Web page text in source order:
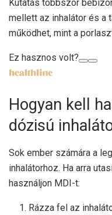
Kutatás többször
mellett az inhalátor és a
működhet, mint a
Ez hasznos volt?
Hogyan kell
dózisú
Sok ember számára a
inhalátorhoz. Ha arra
használjon MDI-t:
Rázza fel az